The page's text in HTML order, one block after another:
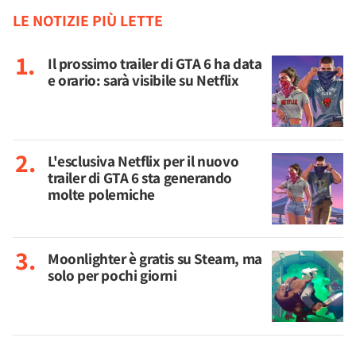
LE NOTIZIE PIÙ LETTE
Il prossimo trailer di GTA 6 ha data
e orario: sarà visibile su Netflix
L'esclusiva Netflix per il nuovo
trailer di GTA 6 sta generando
molte polemiche
Moonlighter è gratis su Steam, ma
solo per pochi giorni